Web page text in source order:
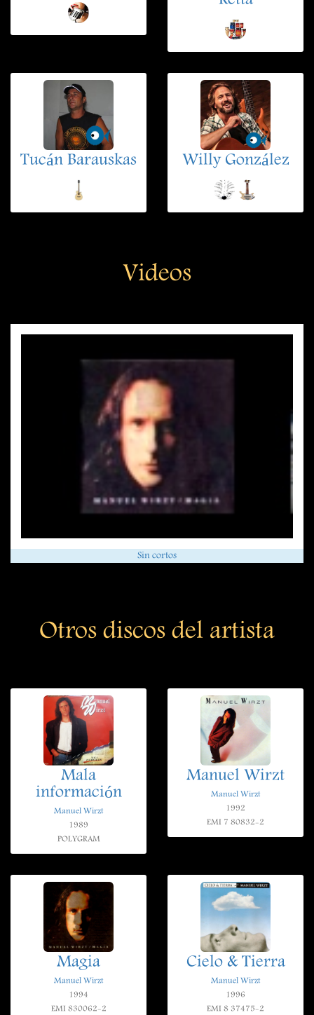
Tucán Barauskas Willy González
Videos
Sin cortos
Otros discos del artista
Mala
información
Manuel Wirzt
1989
POLYGRAM
Manuel Wirzt
Manuel Wirzt
1992
EMI 7 80832-2
Magia
Manuel Wirzt
1994
EMI 830062-2
Cielo & Tierra
Manuel Wirzt
1996
EMI 8 37475-2